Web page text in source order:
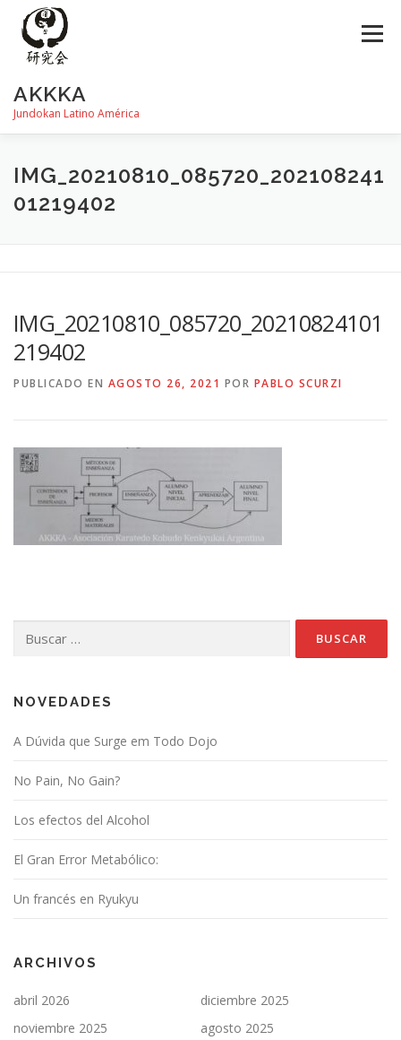
contenido
AKKKA
Jundokan Latino América
Menú
HISTORIA DOJOS INSTRUCTORES FOTOS
IMG_20210810_085720_202108241
01219402
IMG_20210810_085720_20210824101
219402
PUBLICADO EN AGOSTO 26, 2021 POR PABLO SCURZI
NOVEDADES
A Dúvida que Surge em Todo Dojo
No Pain, No Gain?
Los efectos del Alcohol
El Gran Error Metabólico:
Un francés en Ryukyu
ARCHIVOS
abril 2026
diciembre 2025
noviembre 2025
agosto 2025